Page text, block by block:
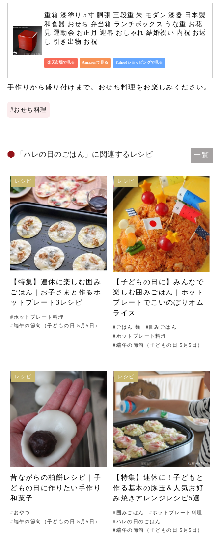
重箱 漆塗り 5寸 胴張 三段重 朱 モダン 漆器 日本製
和食器 おせち 弁当箱 ランチボックス うな重 お花
見 運動会 お正月 迎春 おしゃれ 結婚祝い 内祝 お返
し 引き出物 お祝
楽天市場で見る Amazonで見る Yahoo!ショッピングで見る
手作りから盛り付けまで。おせち料理をお楽しみください。
#おせち料理
「ハレの日のごはん」に関連するレシピ 一覧
【特集】連休に楽しむ囲み
ごはん｜お子さまと作るホ
ットプレート3レシピ
# ホットプレート料理
#端午の節句（子どもの日 5月5日）
レシピ
【子どもの日に】みんなで
楽しむ囲みごはん｜ホット
プレートでこいのぼりオム
ライス
# ごはん 麺 #囲みごはん
# ホットプレート料理
#端午の節句（子どもの日 5月5日）
レシピ
昔ながらの柏餅レシピ｜子
どもの日に作りたい手作り
和菓子
# おやつ
#端午の節句（子どもの日 5月5日）
レシピ
【特集】連休に！子どもと
作る基本の豚玉＆人気お好
み焼きアレンジレシピ5選
# 囲みごはん #ホットプレート料理
#ハレの日のごはん
#端午の節句（子どもの日 5月5日）
レシピ